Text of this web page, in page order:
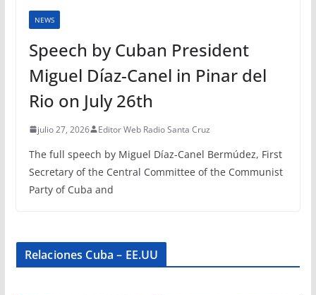
NEWS
Speech by Cuban President
Miguel Díaz-Canel in Pinar del
Rio on July 26th
julio 27, 2026 Editor Web Radio Santa Cruz
The full speech by Miguel Díaz-Canel Bermúdez, First
Secretary of the Central Committee of the Communist
Party of Cuba and
Relaciones Cuba – EE.UU